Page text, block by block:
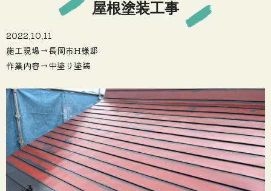
屋根塗装工事
2022.10.11
施工現場→長岡市H様邸
作業内容→中塗り塗装